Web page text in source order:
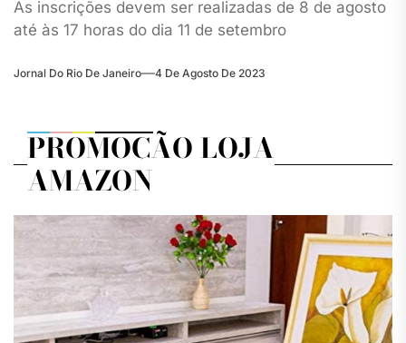
As inscrições devem ser realizadas de 8 de agosto
até às 17 horas do dia 11 de setembro
Jornal Do Rio De Janeiro 4 De Agosto De 2023
PROMOÇÃO LOJA
AMAZON